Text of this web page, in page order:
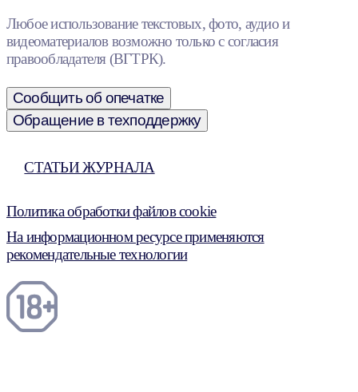
Любое использование текстовых, фото, аудио и
видеоматериалов возможно только с согласия
правообладателя (ВГТРК).
Сообщить об опечатке
Обращение в техподдержку
СТАТЬИ ЖУРНАЛА
Политика обработки файлов cookie
На информационном ресурсе применяются
рекомендательные технологии